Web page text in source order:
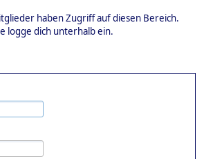
haben Zugriff auf diesen Bereich.
logge dich unterhalb ein.